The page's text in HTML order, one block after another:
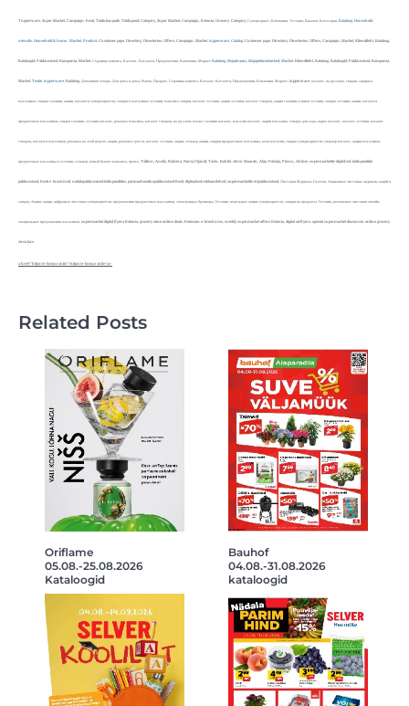
Tupperware, Super Market, Campaign, Eesti, Toidukaupade, Toidupood, Category, Super Market, Campaign, Estonia, Grocery, Category, Супермаркет, Кампания, Эстония, Бакалея, Категория, Kataloog, Household
utensils, Household & home, Market , Product , Customer page, Directory, Directories, Offers, Campaign, Market, tupperware, Catalog, Customer page, Directory, Directories, Offers, Campaign, Market, Kliendileht, Kataloog,
Kataloogid, Pakkumised, Kampania, Market, Страница клиента, Каталог, Каталоги, Предложения, Кампания, Маркет Kataloog, Majakraam, Majapidamistarbed , Market , Kliendileht, Kataloog, Kataloogid, Pakkumised, Kampania,
Market, Toode, tupperware, Kataloog, Домашняя утварь, Для дома и дома, Рынок, Продукт, Страница клиента, Каталог, Каталоги, Предложения, Кампания, Маркет, tupperware, каталог, на русском, скидки, скидки в
магазинах, скидки таллинн, акции, каталоги супермаркетов, скидки в магазинах эстонии, максима скидки, каталог эстония, акции эстония, каталог товаров, акции таллинн, в рими эстония, скидки эстония, акции, каталоги
продуктовых магазинов, скидки таллинн, эстония каталог, реклама максима, каталог товаров, на русском языке, таллинн каталог, магазин каталог, акции магазина, товары для сада, нарва каталог, каталог эстония, каталог
товаров, каталоги магазинов, реклама на этой неделе, акции, реклама гросси, каталог эстония, акции, сельвер акции, скидки продуктовые магазины, кооп магазин, скидки супермаркетов, сильвер каталог, акции магазинов,
продуктовые магазины в эстонии, сельвер, новый буклет максима, промо, Tallinn, Anstla, Rakvera, Narva,Vijandi, Tartu, Kohtla-Järve, Maardu, Abja-Palvoja, Pärnu, Ahtme, supermarketite digilehed, toidupoodide
pakkumised, Eesti e-brošüürid, nädalapakkumised toidupoodides, parimad sooduspakkumised Eesti, digitaalsed reklaamlehed, supermarketite eripakkumised, Листовки Журналы Газетки, Акционные листовки, журналы акций и
скидок, Акция, акции, цифровые листовки супермаркетов, предложения продуктовых магазинов, электронные брошюры Эстония, недельные акции супермаркетов, скидки на продукты Эстония, рекламные листовки онлайн,
специальные предложения магазинов, supermarket digital flyers Estonia, grocery store online deals, Estonian e-brochures, weekly supermarket offers Estonia, digital ad flyers, special supermarket discounts, online grocery
circulars
a href="https://e-brosur.info/">https://e-brosur.info/</a>
Related Posts
Oriflame
05.08.-25.08.2026
Kataloogid
Bauhof
04.08.-31.08.2026
kataloogid